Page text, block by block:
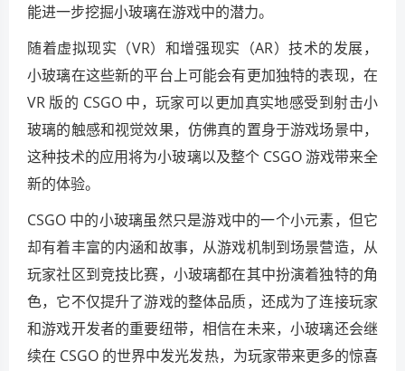
能进一步挖掘小玻璃在游戏中的潜力。
随着虚拟现实（VR）和增强现实（AR）技术的发展，
小玻璃在这些新的平台上可能会有更加独特的表现，在
VR 版的 CSGO 中，玩家可以更加真实地感受到射击小
玻璃的触感和视觉效果，仿佛真的置身于游戏场景中，
这种技术的应用将为小玻璃以及整个 CSGO 游戏带来全
新的体验。
CSGO 中的小玻璃虽然只是游戏中的一个小元素，但它
却有着丰富的内涵和故事，从游戏机制到场景营造，从
玩家社区到竞技比赛，小玻璃都在其中扮演着独特的角
色，它不仅提升了游戏的整体品质，还成为了连接玩家
和游戏开发者的重要纽带，相信在未来，小玻璃还会继
续在 CSGO 的世界中发光发热，为玩家带来更多的惊喜